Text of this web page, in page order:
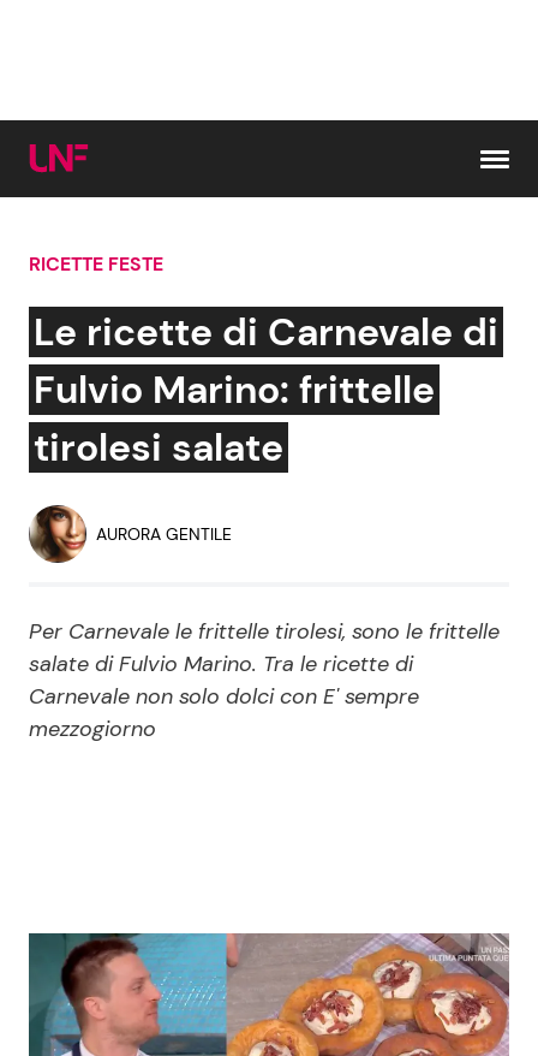
Cerca:
News e Cronaca
Attualità Italiana
Economia
Persone Scomparse
Politica
Gossip e TV
Bellezze VIP
Programmi TV
Reality e Talent
News Musica
News Spettacolo
RICETTE FESTE
Le ricette di Carnevale di
Fulvio Marino: frittelle
tirolesi salate
AURORA GENTILE
Per Carnevale le frittelle tirolesi, sono le frittelle
salate di Fulvio Marino. Tra le ricette di
Carnevale non solo dolci con E' sempre
mezzogiorno